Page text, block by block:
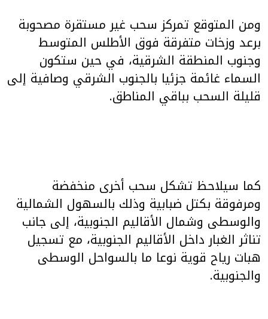
ومن المتوقع تمركز سحب غير مستقرة مصحوبة
برعد وزخات متفرقة فوق الأطلس المتوسط
وجنوب المنطقة الشرقية، في حين ستكون
السماء غائمة جزئيا بالجنوب الشرقي وصافية إلى
قليلة السحب بباقي المناطق.
كما سيلاحظ تشكل سحب أخرى منخفضة
ومرفوقة بكتل ضبابية وذلك بالسهول الشمالية
والوسطى وشمال الأقاليم الجنوبية، إلى جانب
تناثر الغبار داخل الأقاليم الجنوبية، مع تسجيل
هبات رياح قوية نوعا ما بالسواحل الوسطى
والجنوبية.